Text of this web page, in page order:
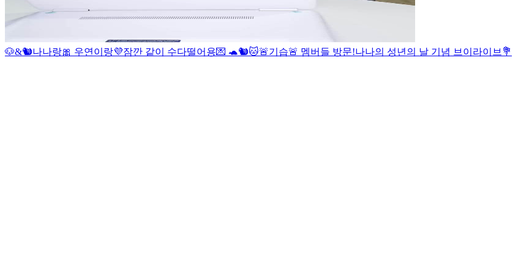
🐶&🐿나나랑🎀 우연이랑💜잠깐 같이 수다떨어용💌 🐢🐿🐱🚨기습🚨 멤버들 방문!나나의 성년의 날 기념 브이라이브💐